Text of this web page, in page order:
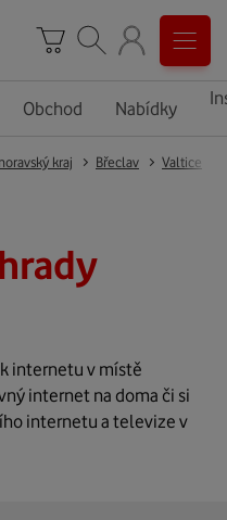
Obchod Nabídky
kraj Břeclav Valtice
internetu v místě
internet na doma či si
internetu a televize v